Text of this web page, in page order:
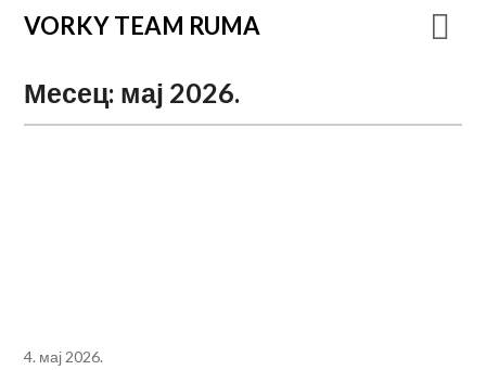
VORKY TEAM RUMA
Месец: мај 2026.
4. мај 2026.